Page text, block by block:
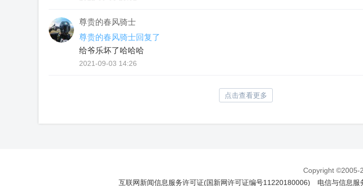
尊贵的春风骑士
尊贵的春风骑士回复了
给爷乐坏了哈哈哈
2021-09-03 14:26
点击查看更多
Copyright ©2005-
互联网新闻信息服务许可证(国新网许可证编号11220180006)
电信与信息服